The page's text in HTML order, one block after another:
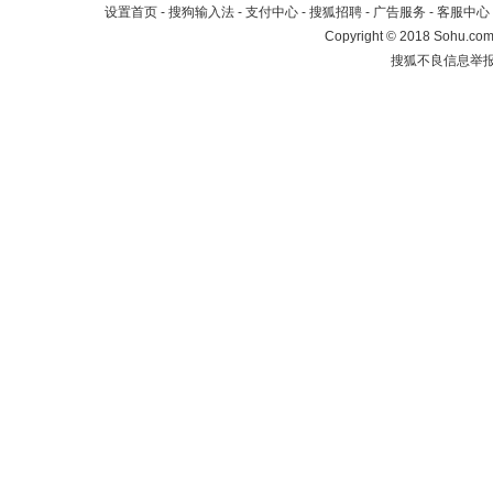
设置首页 - 搜狗输入法 - 支付中心 - 搜狐招聘 - 广告服务 - 客服中心
Copyright©2018
搜狐不良信息举